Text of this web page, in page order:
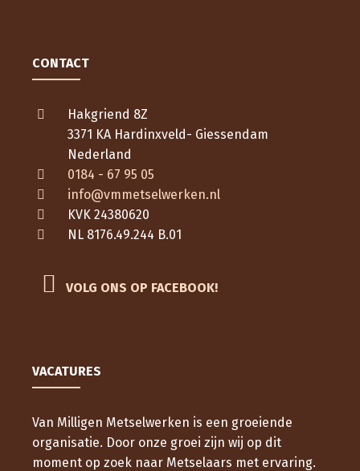
CONTACT
Hakgriend 8Z
3371 KA Hardinxveld- Giessendam
Nederland
0184 - 67 95 05
info@vmmetselwerken.nl
KVK 24380620
NL 8176.49.244 B.01
VOLG ONS OP FACEBOOK!
VACATURES
Van Milligen Metselwerken is een groeiende
organisatie. Door onze groei zijn wij op dit
moment op zoek naar Metselaars met ervaring.